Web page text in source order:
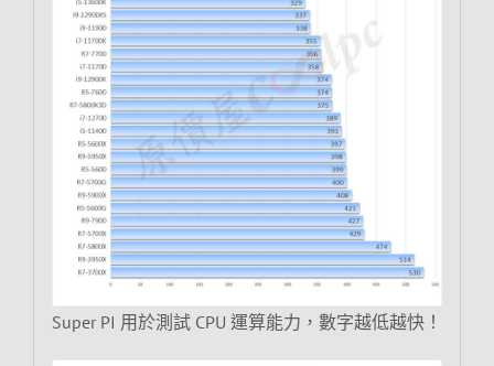
Super PI 用於測試 CPU 運算能力，數字越低越快！